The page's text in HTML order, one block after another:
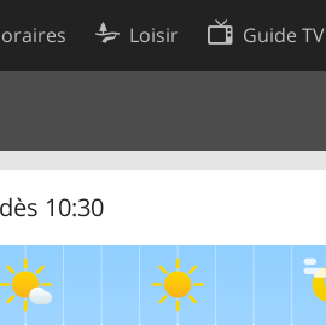
Loisir Guide TV
10:30
Préférences de cookies